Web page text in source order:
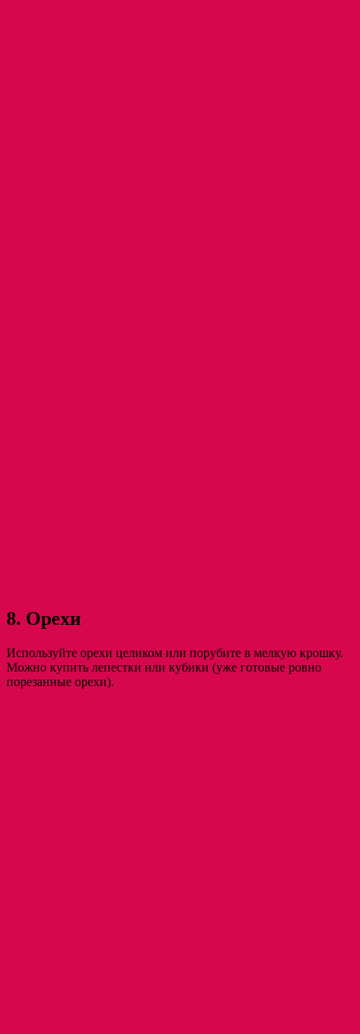
8. Орехи
Используйте орехи целиком или порубите в мелкую крошку.
Можно купить лепестки или кубики (уже готовые ровно
порезанные орехи).